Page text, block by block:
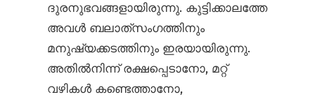
ദുരനുഭവങ്ങളായിരുന്നു. കുട്ടിക്കാലത്തേ
അവൾ ബലാത്‌സംഗത്തിനും
മനുഷ്യക്കടത്തിനും ഇരയായിരുന്നു.
അതിൽനിന്ന് രക്ഷപ്പെടാനോ, മറ്റ്
വഴികൾ കണ്ടെത്താനോ,